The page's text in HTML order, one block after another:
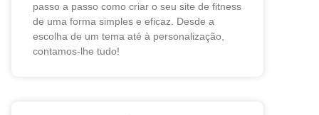
passo a passo como criar o seu site de fitness
de uma forma simples e eficaz. Desde a
escolha de um tema até à personalização,
contamos-lhe tudo!